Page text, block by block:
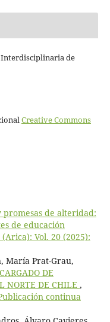
Interdisciplinaria de
Creative Commons
promesas de alteridad:
de educación
Vol. 20 (2025):
María Prat-Grau,
DE
NORTE DE CHILE ,
continua